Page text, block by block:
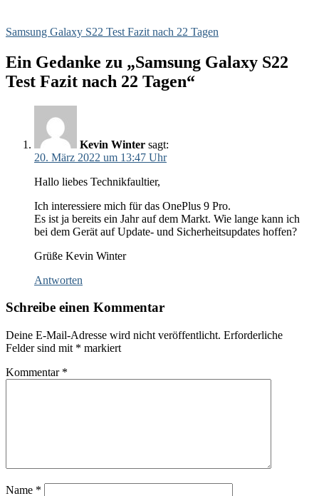
Samsung Galaxy S22 Test Fazit nach 22 Tagen
Ein Gedanke zu „Samsung Galaxy S22
Test Fazit nach 22 Tagen“
Kevin Winter sagt:
20. März 2022 um 13:47 Uhr
Hallo liebes Technikfaultier,
Ich interessiere mich für das OnePlus 9 Pro.
Es ist ja bereits ein Jahr auf dem Markt. Wie lange kann ich
bei dem Gerät auf Update- und Sicherheitsupdates hoffen?
Grüße Kevin Winter
Antworten
Schreibe einen Kommentar
Deine E-Mail-Adresse wird nicht veröffentlicht. Erforderliche
Felder sind mit * markiert
Kommentar *
Name *